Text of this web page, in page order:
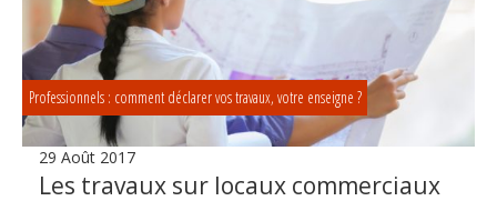
Professionnels : comment déclarer vos travaux, votre enseigne ?
29 Août 2017
Les travaux sur locaux commerciaux